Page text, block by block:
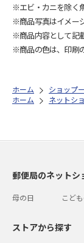
※エビ・カニを除く
※商品写真はイメージ
※商品内容として記
※商品の色は、印刷
ホーム ショップ
ホーム
ネットシ
郵便局のネットシ
母の日 こど
ストアから探す